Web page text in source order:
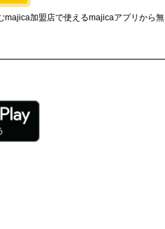
majica加盟店で使えるmajicaアプリから無